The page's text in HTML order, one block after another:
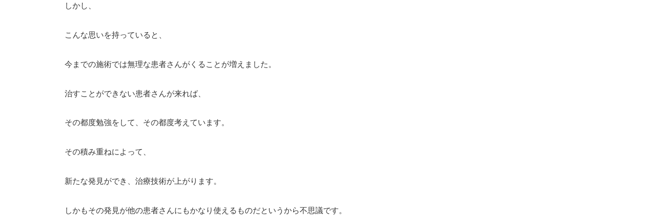
しかし、
こんな思いを持っていると、
今までの施術では無理な患者さんがくることが増えました。
治すことができない患者さんが来れば、
その都度勉強をして、その都度考えています。
その積み重ねによって、
新たな発見ができ、治療技術が上がります。
しかもその発見が他の患者さんにもかなり使えるものだというから不思議です。